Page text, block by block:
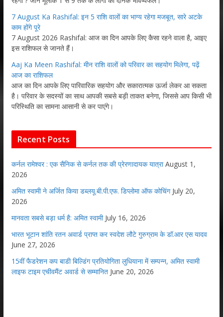
7 August Ka Rashifal: इन 5 राशि वालों का भाग्य रहेगा मजबूत, सारे अटके
काम होंगे पूरे
7 August 2026 Rashifal: आज का दिन आपके लिए कैसा रहने वाला है, आइए
इस राशिफल से जानते हैं।
Aaj Ka Meen Rashifal: मीन राशि वालों को परिवार का सहयोग मिलेगा, पढ़ें
आज का राशिफल
आज का दिन आपके लिए पारिवारिक सहयोग और सकारात्मक ऊर्जा लेकर आ सकता
है। परिवार के सदस्यों का साथ आपकी सबसे बड़ी ताकत बनेगा, जिससे आप किसी भी
परिस्थिति का सामना आसानी से कर पाएंगे।
Recent Posts
कर्नल रामेश्वर : एक सैनिक से कर्नल तक की प्रेरणादायक यात्रा August 1,
2026
अमित स्वामी ने अर्जित किया डब्लयू.बी.पी.एफ. डिप्लोमा ऑफ कोचिंग July 20,
2026
मानवता सबसे बड़ा धर्म है: अमित स्वामी July 16, 2026
भारत भूटान शांति रतन अवार्ड प्राप्त कर स्वदेश लौटे गुरुग्राम के डॉ.आर एस यादव
June 27, 2026
15वीं फैडरेशन कप बाडी बिल्डिंग प्रतियोगिता लुधियाना में सम्पन्न, अमित स्वामी
लाइफ टाइम एचीवमैंट अवार्ड से सम्मानित June 20, 2026